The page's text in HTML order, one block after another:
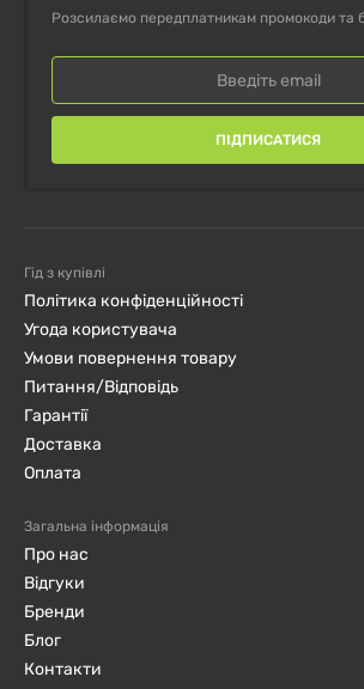
Розсилаємо передплатникам промокоди та
ПІДПИСАТИСЯ
Гід з купівлі
Політика конфіденційності
Угода користувача
Умови повернення товару
Питання/Відповідь
Гарантії
Доставка
Оплата
Загальна інформація
Про нас
Відгуки
Бренди
Блог
Контакти